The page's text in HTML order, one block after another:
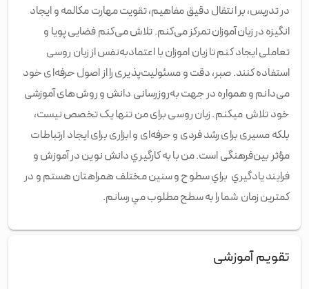
در تدریس، بر انتقال دقیق مفاهیم، تقویت مهارت مکالمه و ایجاد
انگیزه در زبان‌آموزان تمرکز می‌کنم. تلاش می‌کنم فضایی پویا و
تعاملی ایجاد کنم تا زبان اموزان با اعتمادبه‌نفس از زبان روسی
استفاده کنند. صبر، دقت و مسئولیت‌پذیری را از اصول حرفه‌ای خود
می‌دانم و همواره در جهت به‌روزرسانی دانش و روش‌های آموزشی
خود تلاش ميكنم. زبان روسی برای من تنها یک تخصص نیست،
بلکه مسیری برای رشد فردی و حرفه‌ای و ابزاری برای ایجاد ارتباطات
مؤثر بین‌فرهنگی است. من با به كارگيري دانش نوين در آموزش و
فرايند يادگيري براي سطوح و سنين مختلف همراهتان هستم و در
كمترين زمان شما را به سطح مطلوب مي رسانم.
تقویم آموزشی